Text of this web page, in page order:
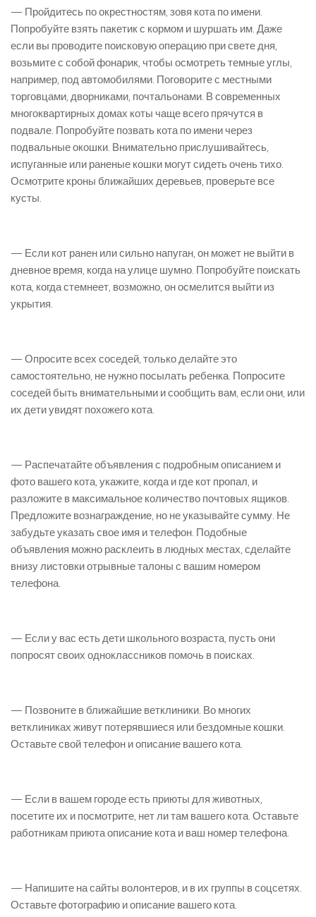
— Пройдитесь по окрестностям, зовя кота по имени.
Попробуйте взять пакетик с кормом и шуршать им. Даже
если вы проводите поисковую операцию при свете дня,
возьмите с собой фонарик, чтобы осмотреть темные углы,
например, под автомобилями. Поговорите с местными
торговцами, дворниками, почтальонами. В современных
многоквартирных домах коты чаще всего прячутся в
подвале. Попробуйте позвать кота по имени через
подвальные окошки. Внимательно прислушивайтесь,
испуганные или раненые кошки могут сидеть очень тихо.
Осмотрите кроны ближайших деревьев, проверьте все
кусты.
— Если кот ранен или сильно напуган, он может не выйти в
дневное время, когда на улице шумно. Попробуйте поискать
кота, когда стемнеет, возможно, он осмелится выйти из
укрытия.
— Опросите всех соседей, только делайте это
самостоятельно, не нужно посылать ребенка. Попросите
соседей быть внимательными и сообщить вам, если они, или
их дети увидят похожего кота.
— Распечатайте объявления с подробным описанием и
фото вашего кота, укажите, когда и где кот пропал, и
разложите в максимальное количество почтовых ящиков.
Предложите вознаграждение, но не указывайте сумму. Не
забудьте указать свое имя и телефон. Подобные
объявления можно расклеить в людных местах, сделайте
внизу листовки отрывные талоны с вашим номером
телефона.
— Если у вас есть дети школьного возраста, пусть они
попросят своих одноклассников помочь в поисках.
— Позвоните в ближайшие ветклиники. Во многих
ветклиниках живут потерявшиеся или бездомные кошки.
Оставьте свой телефон и описание вашего кота.
— Если в вашем городе есть приюты для животных,
посетите их и посмотрите, нет ли там вашего кота. Оставьте
работникам приюта описание кота и ваш номер телефона.
— Напишите на сайты волонтеров, и в их группы в соцсетях.
Оставьте фотографию и описание вашего кота.